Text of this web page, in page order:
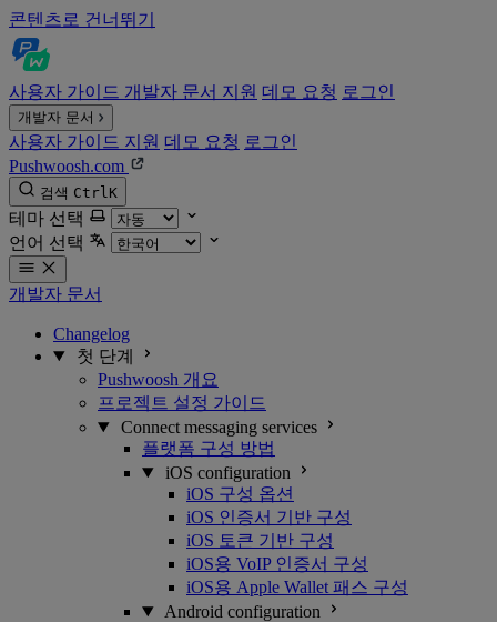
콘텐츠로 건너뛰기
사용자 가이드 개발자 문서 지원 데모 요청 로그인
개발자 문서
사용자 가이드 지원 데모 요청 로그인
Pushwoosh.com
검색 CtrlK
테마 선택
언어 선택
개발자 문서
Changelog
첫 단계
Pushwoosh 개요
프로젝트 설정 가이드
Connect messaging services
플랫폼 구성 방법
iOS configuration
iOS 구성 옵션
iOS 인증서 기반 구성
iOS 토큰 기반 구성
iOS용 VoIP 인증서 구성
iOS용 Apple Wallet 패스 구성
Android configuration